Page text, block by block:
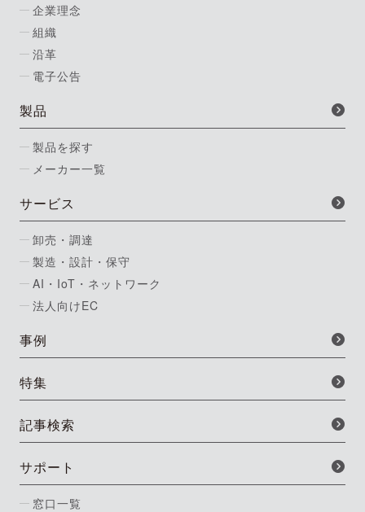
企業理念
組織
沿革
電子公告
製品
製品を探す
メーカー一覧
サービス
卸売・調達
製造・設計・保守
AI・IoT・ネットワーク
法人向けEC
事例
特集
記事検索
サポート
窓口一覧